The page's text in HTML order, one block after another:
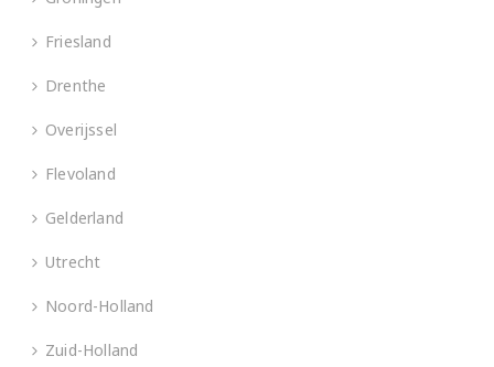
Friesland
Drenthe
Overijssel
Flevoland
Gelderland
Utrecht
Noord-Holland
Zuid-Holland